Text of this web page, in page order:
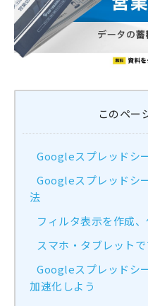
このペー
Googleスプレッドシ
Googleスプレッドシ
法
フィルタ表示を作成
スマホ・タブレット
Googleスプレッドシ
加速化しよう